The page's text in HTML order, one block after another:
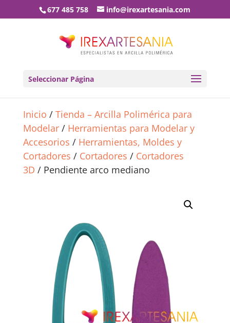
677 485 758 info@irexartesania.com
Seleccionar Página
Inicio / Tienda – Arcilla Polimérica para
Modelar/ Herramientas para Modelar y
Accesorios / Herramientas, Moldes y
Cortadores / Cortadores / Cortadores
3D / Pendiente arco mediano